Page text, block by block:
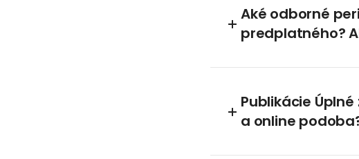
Aké odborné
predplatného?
Publikácie
a online